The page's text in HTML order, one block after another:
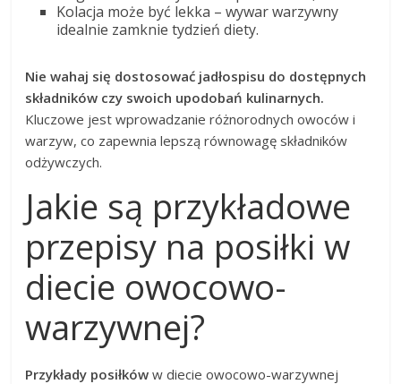
Kolacja może być lekka – wywar warzywny
idealnie zamknie tydzień diety.
Nie wahaj się dostosować jadłospisu do dostępnych
składników czy swoich upodobań kulinarnych.
Kluczowe jest wprowadzanie różnorodnych owoców i
warzyw, co zapewnia lepszą równowagę składników
odżywczych.
Jakie są przykładowe
przepisy na posiłki w
diecie owocowo-
warzywnej?
Przykłady posiłków w diecie owocowo-warzywnej